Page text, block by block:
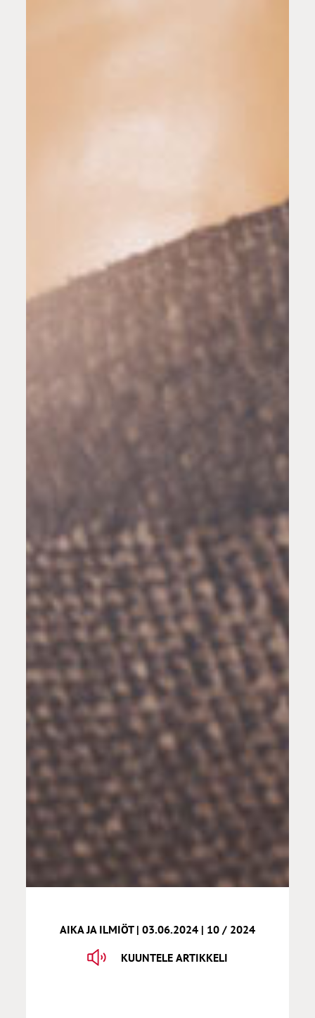
AIKA JA ILMIÖT | 03.06.2024 | 10 / 2024
KUUNTELE ARTIKKELI